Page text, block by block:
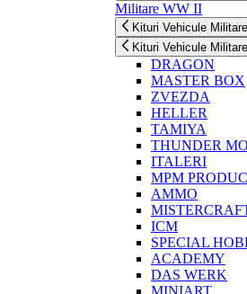
Militare WW II
Kituri Vehicule Militare
Kituri Vehicule Militare
DRAGON
MASTER BOX
ZVEZDA
HELLER
TAMIYA
THUNDER
ITALERI
MPM
AMMO
ICM
SPECIAL
ACADEMY
DAS WERK